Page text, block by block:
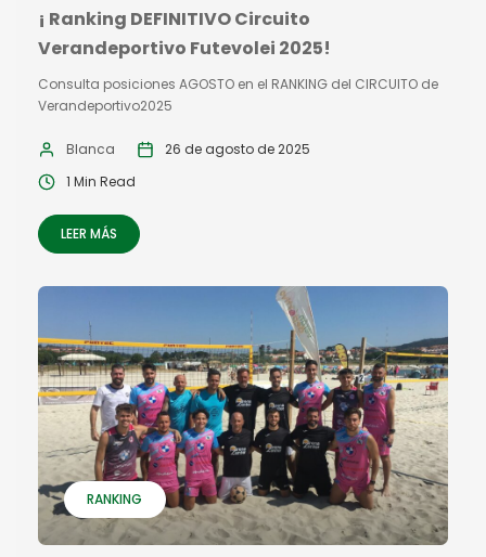
¡ Ranking DEFINITIVO Circuito
Verandeportivo Futevolei 2025!
Consulta posiciones AGOSTO en el RANKING del CIRCUITO de
Verandeportivo2025
Blanca
26 de agosto de 2025
1 Min Read
LEER MÁS
RANKING